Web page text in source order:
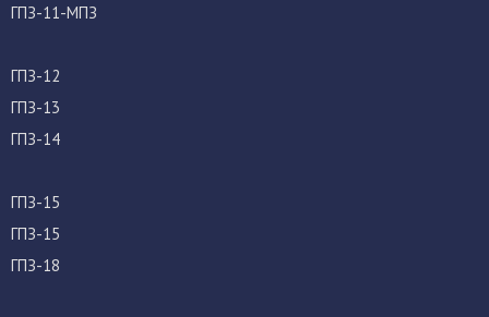
ГПЗ-11-МПЗ
ГПЗ-12
ГПЗ-13
ГПЗ-14
ГПЗ-15
ГПЗ-15
ГПЗ-18